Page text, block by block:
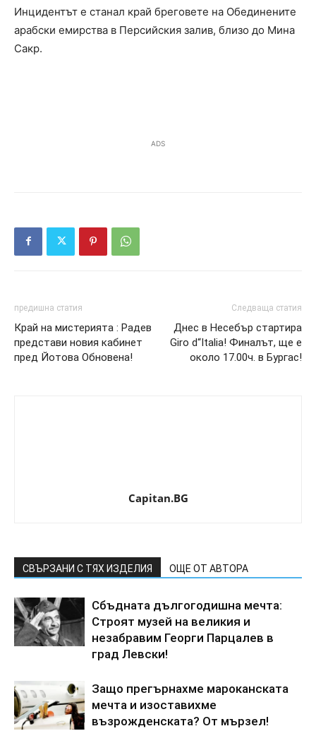
Инцидентът е станал край бреговете на Обединените
арабски емирства в Персийския залив, близо до Мина
Сакр.
ADS
предишна статия
Край на мистерията : Радев
представи новия кабинет
пред Йотова Обновена!
Следваща статия
Днес в Несебър стартира
Giro d“Italia! Финалът, ще е
около 17.00ч. в Бургас!
Capitan.BG
СВЪРЗАНИ С ТЯХ ИЗДЕЛИЯ ОЩЕ ОТ АВТОРА
Сбъдната дългогодишна мечта:
Строят музей на великия и
незабравим Георги Парцалев в
град Левски!
Защо прегърнахме мароканската
мечта и изоставихме
възрожденската? От мързел!